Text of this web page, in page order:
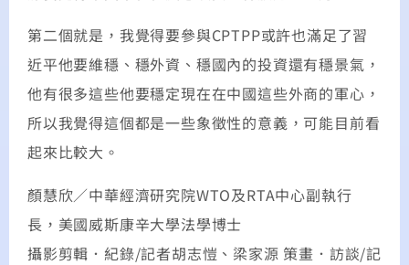
第二個就是，我覺得要參與CPTPP或許也滿足了習
近平他要維穩、穩外資、穩國內的投資還有穩景氣，
他有很多這些他要穩定現在在中國這些外商的軍心，
所以我覺得這個都是一些象徵性的意義，可能目前看
起來比較大。
顏慧欣／中華經濟研究院WTO及RTA中心副執行
長，美國威斯康辛大學法學博士
攝影剪輯．紀錄/記者胡志愷、梁家源 策畫．訪談/記